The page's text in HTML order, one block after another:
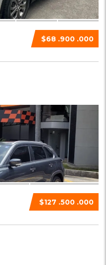
$68 .900 .000
$127 .500 .000